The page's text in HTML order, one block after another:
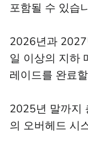
포함될 수 있습
2026년과
일 이상의 지하
레이드를 완료
2025년 말까지
의 오버헤드 시